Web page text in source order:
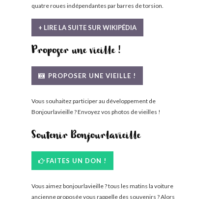
quatre roues indépendantes par barres de torsion.
+ LIRE LA SUITE SUR WIKIPÉDIA
Proposer une vieille !
PROPOSER UNE VIEILLE !
Vous souhaitez participer au développement de
Bonjourlavieille ? Envoyez vos photos de vieilles !
Soutenir Bonjourlavieille
FAITES UN DON !
Vous aimez bonjourlavieille ? tous les matins la voiture
ancienne proposée vous rappelle des souvenirs ? Alors